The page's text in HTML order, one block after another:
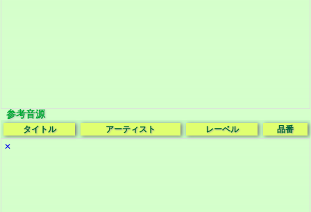
参考音源
タイトル アーティスト レーベル
品番
✕